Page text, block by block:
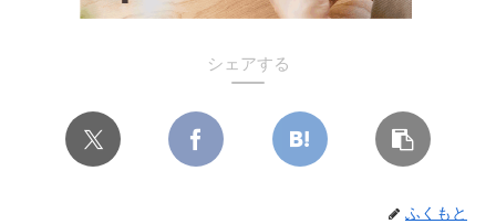
シェアする
ふくもと